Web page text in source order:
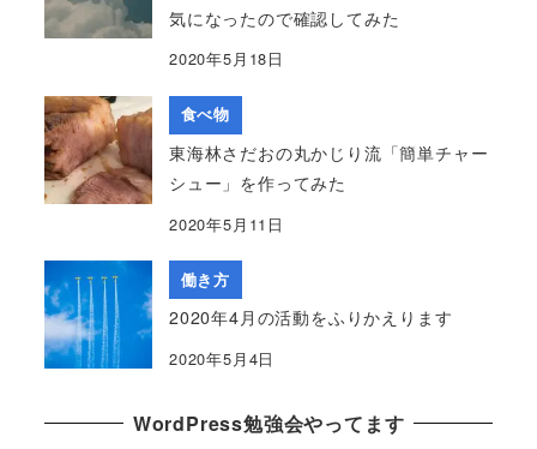
気になったので確認してみた
2020年5月18日
食べ物
東海林さだおの丸かじり流「簡単チャー
シュー」を作ってみた
2020年5月11日
働き方
2020年4月の活動をふりかえります
2020年5月4日
WordPress勉強会やってます